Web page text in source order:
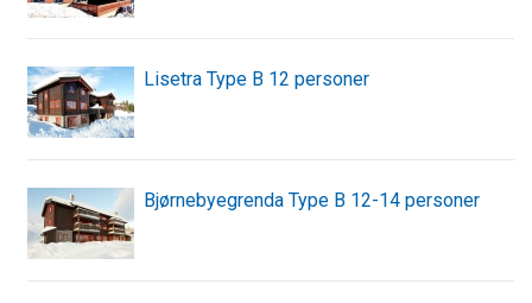
Lisetra Type B 12 personer
Bjørnebyegrenda Type B 12-14 personer